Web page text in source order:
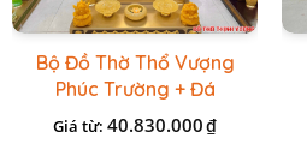
Bộ Đồ Thờ Thổ Vượng
Phúc Trường + Đá
Onix Vàng
Giá từ: 40.830.000₫